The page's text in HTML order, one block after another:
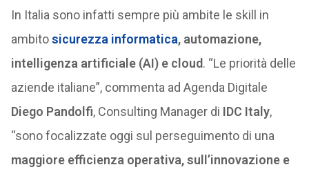
In Italia sono infatti sempre più ambite le skill in
ambitosicurezza informatica, automazione,
intelligenza artificiale (AI) e cloud. “Le priorità delle
aziende italiane”, commenta ad Agenda Digitale
Diego Pandolfi, Consulting Manager di IDC Italy,
“sono focalizzate oggi sul perseguimento di una
maggiore efficienza operativa, sull’innovazione e